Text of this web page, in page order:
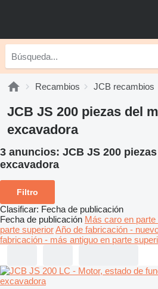
Recambios JCB recambios
JCB JS 200 piezas del
excavadora
3 anuncios: JCB JS 200
excavadora
Filtro
Clasificar: Fecha de publicación
Fecha de publicación Más caro en parte
parte superiorAño de fabricación -
fabricación - más antiguo en parte